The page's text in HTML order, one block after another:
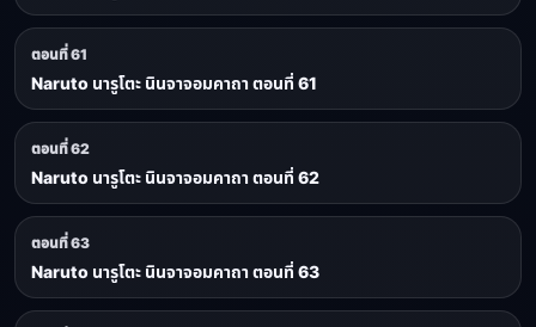
ตอนที่ 61
Naruto นารูโตะ นินจาจอมคาถา ตอนที่ 61
ตอนที่ 62
Naruto นารูโตะ นินจาจอมคาถา ตอนที่ 62
ตอนที่ 63
Naruto นารูโตะ นินจาจอมคาถา ตอนที่ 63